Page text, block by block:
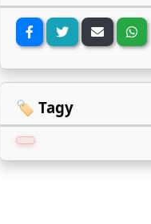
🏷️ Tagy